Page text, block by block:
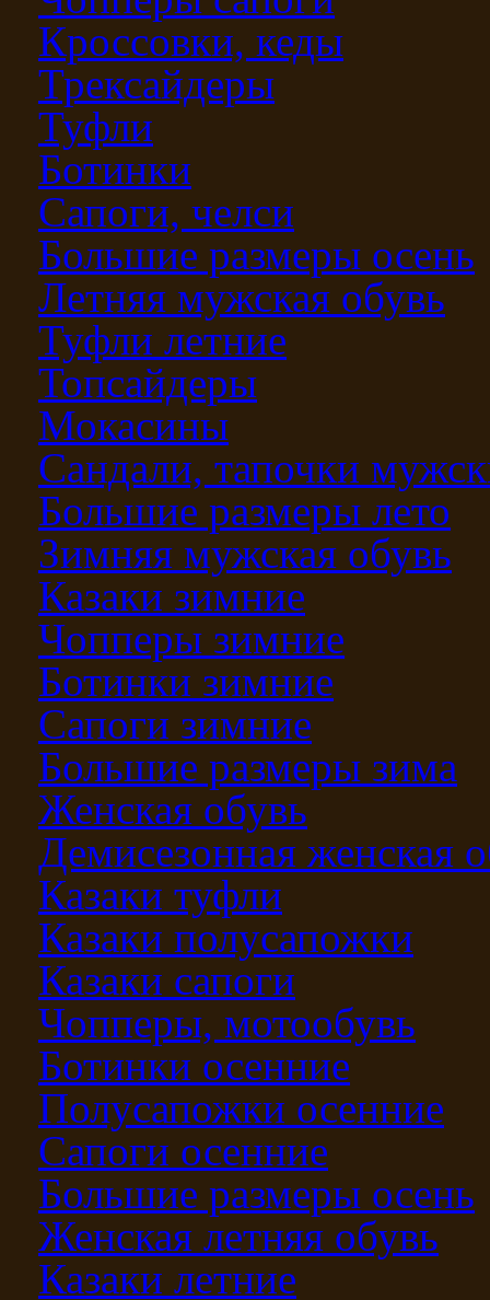
Кроссовки, кеды
Трексайдеры
Туфли
Ботинки
Сапоги, челси
Большие размеры осень
Летняя мужская обувь
Туфли летние
Топсайдеры
Мокасины
Сандали, тапочки
Большие размеры лето
Зимняя мужская обувь
Казаки зимние
Чопперы зимние
Ботинки зимние
Сапоги зимние
Большие размеры зима
Женская обувь
Демисезонная женская
Казаки туфли
Казаки полусапожки
Казаки сапоги
Чопперы, мотообувь
Ботинки осенние
Полусапожки осенние
Сапоги осенние
Большие размеры осень
Женская летняя обувь
Казаки летние